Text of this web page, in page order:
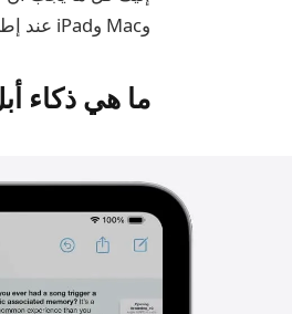
وMac وiPad عند إطلاقها.
ما هي ذكاء